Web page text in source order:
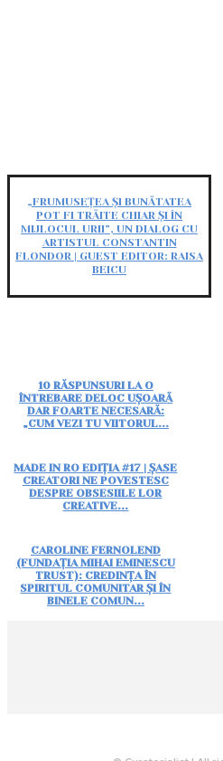
„FRUMUSEȚEA ȘI BUNĂTATEA
POT FI TRĂITE CHIAR ȘI ÎN
MIJLOCUL URII”, UN DIALOG CU
ARTISTUL CONSTANTIN
FLONDOR | GUEST EDITOR: RAISA
BEICU
10 RĂSPUNSURI LA O
ÎNTREBARE DELOC UȘOARĂ
DAR FOARTE NECESARĂ:
„CUM VEZI TU VIITORUL...
MADE IN RO EDIȚIA #17 | ȘASE
CREATORI NE POVESTESC
DESPRE OBSESIILE LOR
CREATIVE...
CAROLINE FERNOLEND
(FUNDAȚIA MIHAI EMINESCU
TRUST): CREDINȚA ÎN
SPIRITUL COMUNITAR ȘI ÎN
BINELE COMUN...